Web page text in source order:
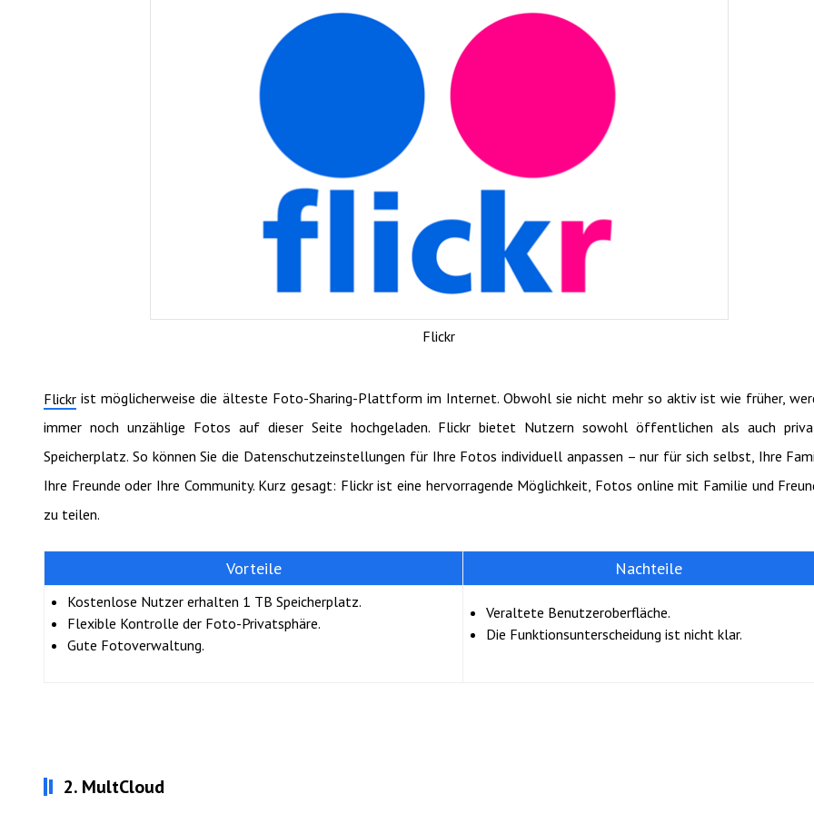
Flickr
Flickr ist möglicherweise die älteste Foto-Sharing-Plattform im Internet. Obwohl sie nicht mehr so ​​aktiv ist wie früher,
immer noch unzählige Fotos auf dieser Seite hochgeladen. Flickr bietet Nutzern sowohl öffentlichen als auch
Speicherplatz. So können Sie die Datenschutzeinstellungen für Ihre Fotos individuell anpassen – nur für sich selbst, Ihre
Ihre Freunde oder Ihre Community. Kurz gesagt: Flickr ist eine hervorragende Möglichkeit, Fotos online mit Familie und
zu teilen.
Vorteile Nachteile
Kostenlose Nutzer erhalten 1 TB Speicherplatz.
Flexible Kontrolle der Foto-Privatsphäre.
Gute Fotoverwaltung.
Veraltete Benutzeroberfläche.
Die Funktionsunterscheidung ist nicht klar.
2. MultCloud